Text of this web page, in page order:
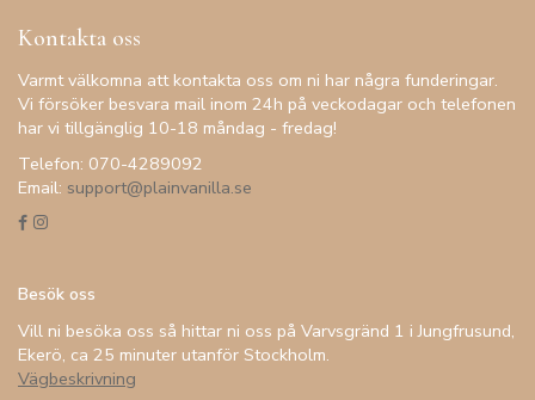
Kontakta oss
Varmt välkomna att kontakta oss om ni har några funderingar.
Vi försöker besvara mail inom 24h på veckodagar och telefonen
har vi tillgänglig 10-18 måndag - fredag!
Telefon: 070-4289092
Email: support@plainvanilla.se
Besök oss
Vill ni besöka oss så hittar ni oss på Varvsgränd 1 i Jungfrusund,
Ekerö, ca 25 minuter utanför Stockholm.
Vägbeskrivning